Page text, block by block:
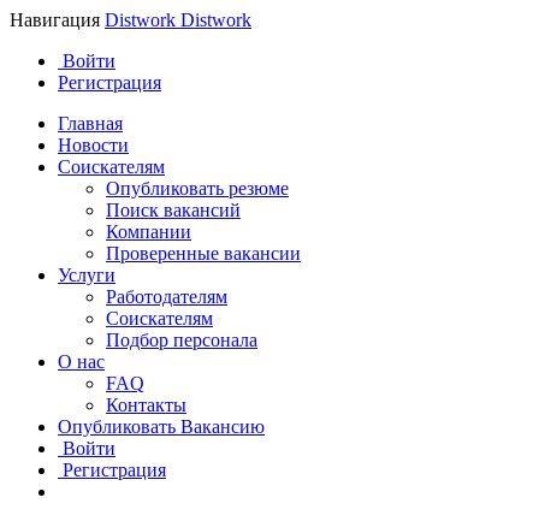
Навигация Distwork Distwork
Войти
Регистрация
Главная
Новости
Соискателям
Опубликовать резюме
Поиск вакансий
Компании
Проверенные вакансии
Услуги
Работодателям
Соискателям
Подбор персонала
О нас
FAQ
Контакты
Опубликовать Вакансию
Войти
Регистрация